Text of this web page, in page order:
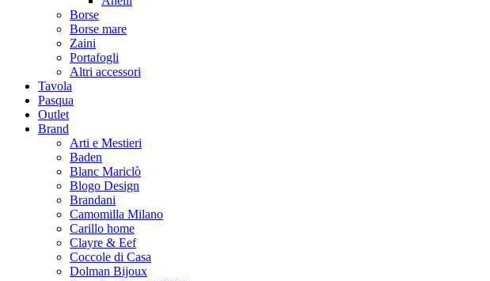
Borse
Borse mare
Zaini
Portafogli
Altri accessori
Tavola
Pasqua
Outlet
Brand
Arti e Mestieri
Baden
Blanc Mariclò
Blogo Design
Brandani
Camomilla Milano
Carillo home
Clayre & Eef
Coccole di Casa
Dolman Bijoux